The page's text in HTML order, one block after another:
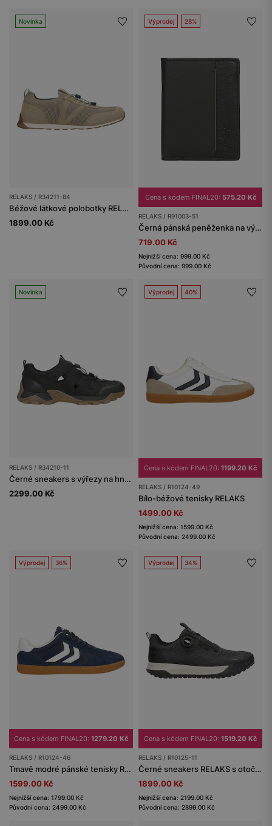
Novinka
RELAKS / R34211-84
Béžové látkové polobotky RELAKS
1899.00 Kč
Výprodej 28%
Cena s kódem FINAL20: 575.20 Kč
RELAKS / R91003-51
Černá pánská peněženka na výšku RELAKS
719.00 Kč
Nejnižší cena: 999.00 Kč
Původní cena: 999.00 Kč
Novinka
RELAKS / R34210-11
Černé sneakers s výřezy na hnědé podrážce RELAKS
2299.00 Kč
Výprodej 40%
Cena s kódem FINAL20: 1199.20 Kč
RELAKS / R10124-49
Bílo-béžové tenisky RELAKS
1499.00 Kč
Nejnižší cena: 1599.00 Kč
Původní cena: 2499.00 Kč
Výprodej 36%
Cena s kódem FINAL20: 1279.20 Kč
RELAKS / R10124-46
Tmavě modré pánské tenisky RELAKS s bílými vsadkami
1599.00 Kč
Nejnižší cena: 1799.00 Kč
Původní cena: 2499.00 Kč
Výprodej 34%
Cena s kódem FINAL20: 1519.20 Kč
RELAKS / R10125-11
Černé sneakers RELAKS s otočným šněrováním
1899.00 Kč
Nejnižší cena: 2199.00 Kč
Původní cena: 2899.00 Kč